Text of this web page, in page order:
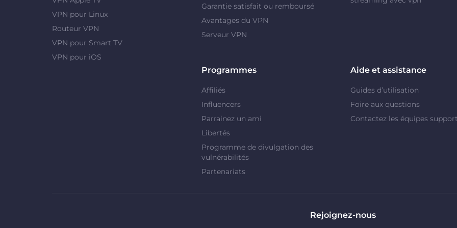
VPN pour Linux
Routeur VPN
VPN pour Smart TV
VPN pour iOS
Garantie satisfait ou remboursé
Avantages du VPN
Serveur VPN
Programmes
Affiliés
Influencers
Parrainez un ami
Libertés
Programme de divulgation des
vulnérabilités
Partenariats
Aide et assistance
Guides d’utilisation
Foire aux questions
Contactez les équipes
Rejoignez-nous